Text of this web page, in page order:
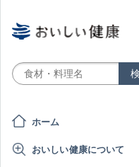
ホーム
おいしい健康について